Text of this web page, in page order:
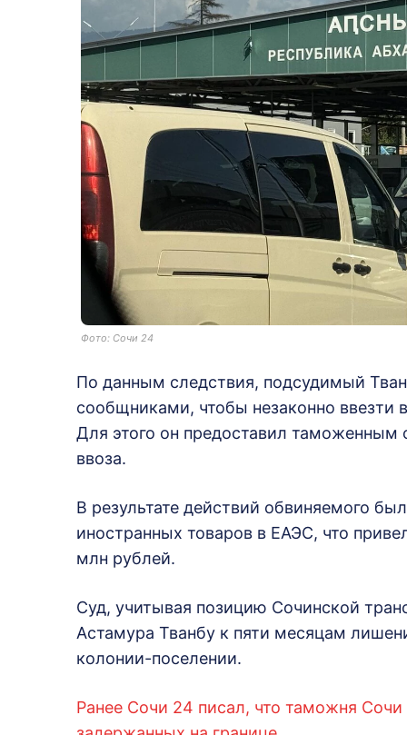
Фото: Сочи 24
По данным следствия, подсудимый
сообщниками, чтобы незаконно ввезти
Для этого он предоставил таможенным
ввоза.
В результате действий обвиняемого
иностранных товаров в ЕАЭС, что
млн рублей.
Суд, учитывая позицию Сочинской
Астамура Тванбу к пяти месяцам
колонии-поселении.
Ранее Сочи 24 писал, что таможня